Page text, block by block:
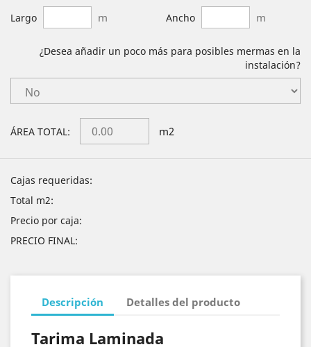
Largo m Ancho m
¿Desea añadir un poco más para posibles mermas en la
instalación?
ÁREA TOTAL: m2
Cajas requeridas:
Total m2:
Precio por caja:
PRECIO FINAL:
Descripción Detalles del producto
Tarima Laminada